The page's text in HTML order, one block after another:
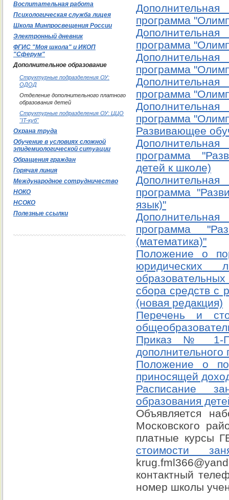
программа
программа
программа
программа
программа
Развивающее
программа
детей к школе)
программа
язык)"
программа
(математика)"
Положение о
юридических
сбора средств с
(новая редакция)
Перечень и
Приказ № 1-ПУ
дополнительного
Положение о
приносящей
Расписание
образования
Объявляется
Московского
платные
стоимости
контактный
номер школы
Воспитательная работа
Психологическая служба лицея
Школа Минпросвещения России
Электронный дневник
ФГИС "Моя школа" и ИКОП
"Сферум"
Дополнительное образование
Структурные подразделения ОУ:
ОДОД
Отделение дополнительного платного
образования детей
Структурные подразделения ОУ: ЦЦО
"IT-куб"
Охрана труда
Обучение в условиях сложной
эпидемиологической ситуации
Обращения граждан
Горячая линия
Международное сотрудничество
НОКО
НСОКO
Полезные ссылки